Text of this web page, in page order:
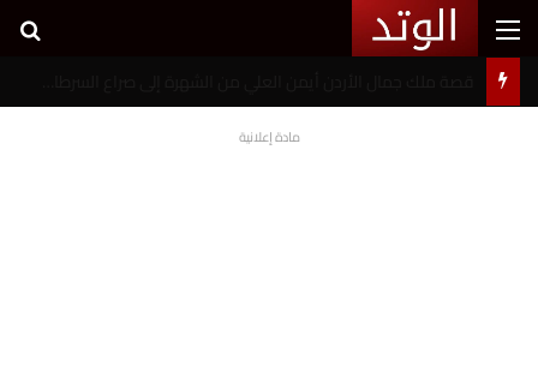
القائمة
مادة إعلانية